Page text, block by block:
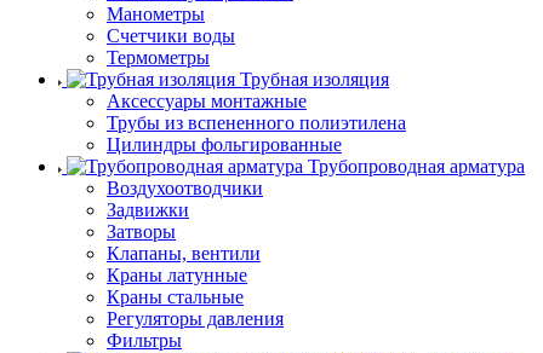
Манометры
Счетчики воды
Термометры
Трубная изоляция
Аксессуары монтажные
Трубы из вспененного полиэтилена
Цилиндры фольгированные
Трубопроводная арматура
Воздухоотводчики
Задвижки
Затворы
Клапаны, вентили
Краны латунные
Краны стальные
Регуляторы давления
Фильтры